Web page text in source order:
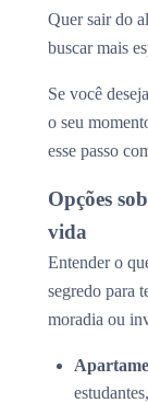
Quer sair do
buscar mais
Se você deseja
o seu
esse passo
Opções
vida
Entender o
segredo para
moradia ou